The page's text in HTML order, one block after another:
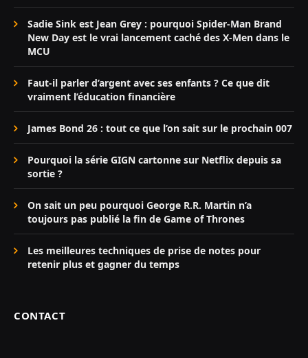
Sadie Sink est Jean Grey : pourquoi Spider-Man Brand
New Day est le vrai lancement caché des X-Men dans le
MCU
Faut-il parler d’argent avec ses enfants ? Ce que dit
vraiment l’éducation financière
James Bond 26 : tout ce que l’on sait sur le prochain 007
Pourquoi la série GIGN cartonne sur Netflix depuis sa
sortie ?
On sait un peu pourquoi George R.R. Martin n’a
toujours pas publié la fin de Game of Thrones
Les meilleures techniques de prise de notes pour
retenir plus et gagner du temps
CONTACT